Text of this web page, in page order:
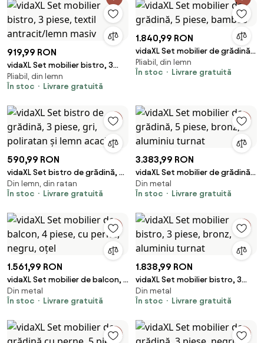
919,99 RON
vidaXL Set mobilier bistro, 3
piese, textil antracit/lemn
masiv
Pliabil, din lemn
În stoc
Livrare gratuită
1.840,99 RON
vidaXL Set mobilier de grădină,
5 piese, bambus
Pliabil, din lemn
În stoc
Livrare gratuită
590,99 RON
vidaXL Set bistro de grădină, 3
piese, gri, poliratan și lemn
acacia
Din lemn, din ratan
În stoc
Livrare gratuită
3.383,99 RON
vidaXL Set mobilier de grădină,
5 piese, bronz, aluminiu turnat
Din metal
În stoc
Livrare gratuită
1.561,99 RON
vidaXL Set mobilier de balcon, 4
piese, cu perne, negru, oțel
Din metal
În stoc
Livrare gratuită
1.838,99 RON
vidaXL Set mobilier bistro, 3
piese, bronz, aluminiu turnat
Din metal
În stoc
Livrare gratuită